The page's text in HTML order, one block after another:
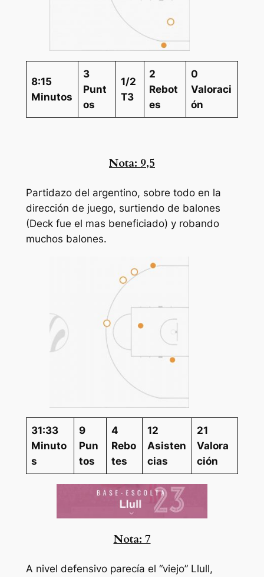
8:15
Minutos
3
Punt
os
1/2
T3
2
Rebot
es
0
Valoraci
ón
Nota: 9,5
Partidazo del argentino, sobre todo en la
dirección de juego, surtiendo de balones
(Deck fue el mas beneficiado) y robando
muchos balones.
31:33
Minuto
s
9
Pun
tos
4
Rebo
tes
12
Asisten
cias
21
Valora
ción
Nota: 7
A nivel defensivo parecía el “viejo” Llull,